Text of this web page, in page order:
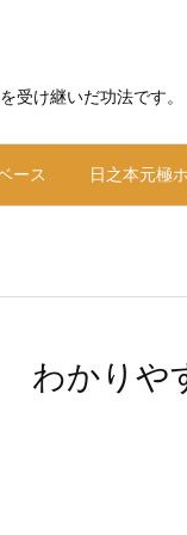
受け継いだ功法です。
ース 日之本元極
かりや